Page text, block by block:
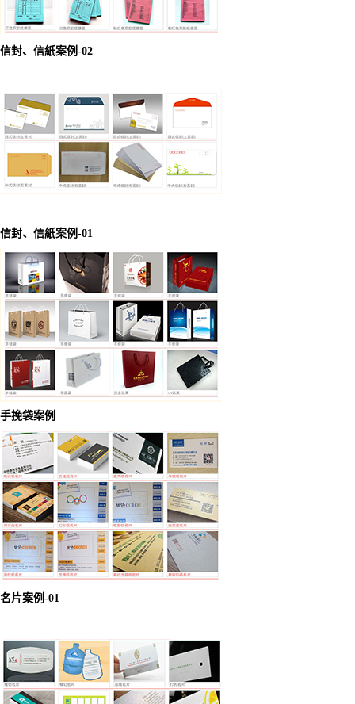
信封、信紙案例-02
信封、信紙案例-01
手挽袋案例
名片案例-01